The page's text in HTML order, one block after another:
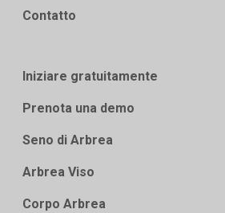
Contatto
Iniziare gratuitamente
Prenota una demo
Seno di Arbrea
Arbrea Viso
Corpo Arbrea